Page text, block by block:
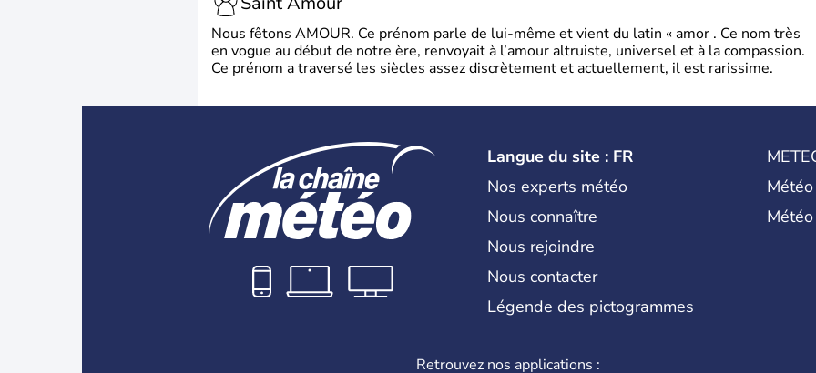
Nous fêtons AMOUR. Ce prénom parle de lui-même et vient du latin « amor . Ce nom très
en vogue au début de notre ère, renvoyait à l’amour altruiste, universel et à la compassion.
Ce prénom a traversé les siècles assez discrètement et actuellement, il est rarissime.
Langue du site : FR
Nos experts météo
Nous connaître
Nous rejoindre
Nous contacter
Légende des pictogrammes
Retrouvez nos applications :